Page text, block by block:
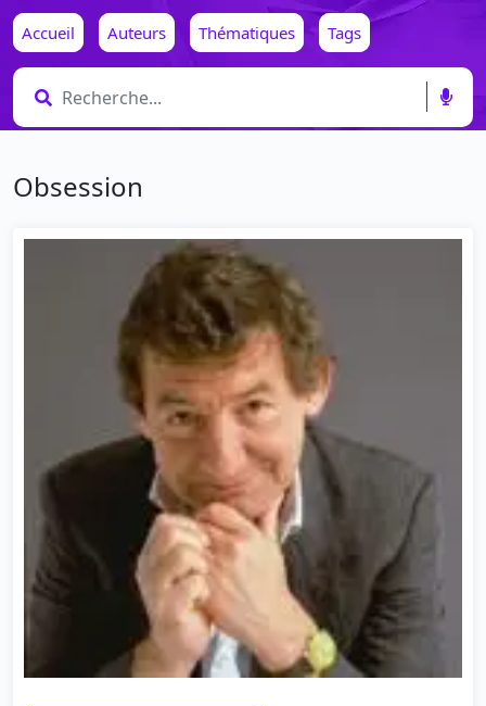
Accueil Auteurs Thématiques Tags
Obsession